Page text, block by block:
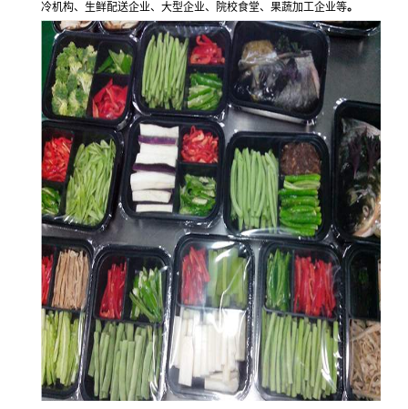
冷机构、生鲜配送企业、大型企业、院校食堂、果蔬加工企业等。